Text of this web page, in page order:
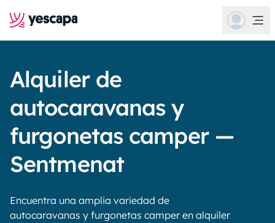
Alquiler de
autocaravanas y
furgonetas camper —
Sentmenat
Encuentra una amplia variedad de
autocaravanas y furgonetas camper en alquiler